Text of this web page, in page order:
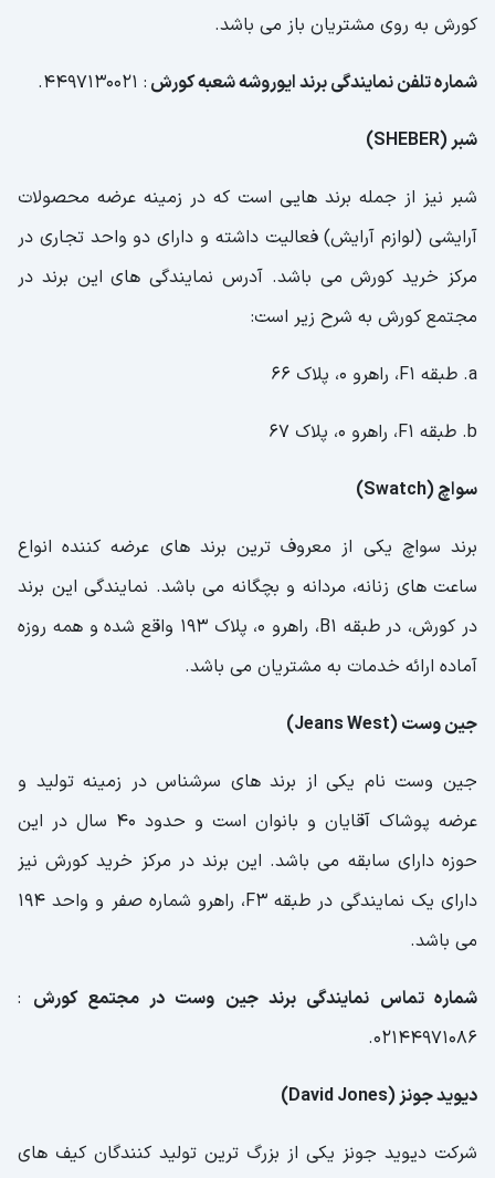
کورش به روی مشتریان باز می باشد.
شماره تلفن نمایندگی برند ایوروشه شعبه کورش : 4497130021.
شبر (SHEBER)
شبر نیز از جمله برند هایی است که در زمینه عرضه محصولات
آرایشی (لوازم آرایش) فعالیت داشته و دارای دو واحد تجاری در
مرکز خرید کورش می باشد. آدرس نمایندگی های این برند در
مجتمع کورش به شرح زیر است:
a. طبقه F1، راهرو 0، پلاک 66
b. طبقه F1، راهرو 0، پلاک 67
سواچ (Swatch)
برند سواچ یکی از معروف ترین برند های عرضه کننده انواع
ساعت های زنانه، مردانه و بچگانه می باشد. نمایندگی این برند
در کورش، در طبقه B1، راهرو 0، پلاک 193 واقع شده و همه روزه
آماده ارائه خدمات به مشتریان می باشد.
جین وست (Jeans West)
جین وست نام یکی از برند های سرشناس در زمینه تولید و
عرضه پوشاک آقایان و بانوان است و حدود 40 سال در این
حوزه دارای سابقه می باشد. این برند در مرکز خرید کورش نیز
دارای یک نمایندگی در طبقه F3، راهرو شماره صفر و واحد 194
می باشد.
شماره تماس نمایندگی برند جین وست در مجتمع کورش :
02144971086.
دیوید جونز (David Jones)
شرکت دیوید جونز یکی از بزرگ ترین تولید کنندگان کیف های